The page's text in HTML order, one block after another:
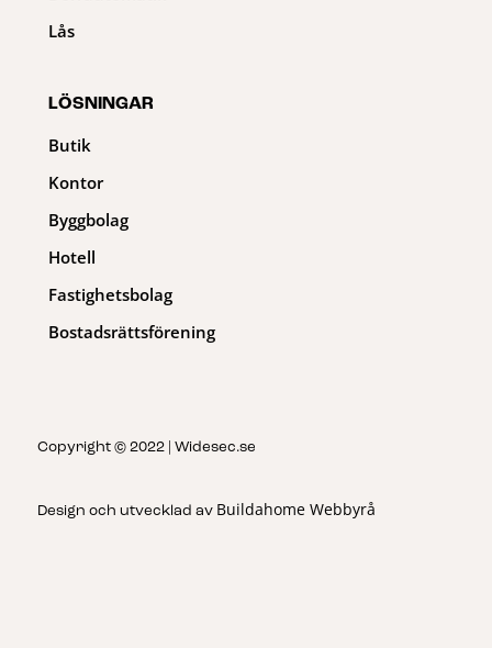
Lås
LÖSNINGAR
Butik
Kontor
Byggbolag
Hotell
Fastighetsbolag
Bostadsrättsförening
Copyright © 2022 | Widesec.se
Design och utvecklad av Buildahome Webbyrå